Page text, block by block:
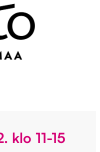
klo 11-15